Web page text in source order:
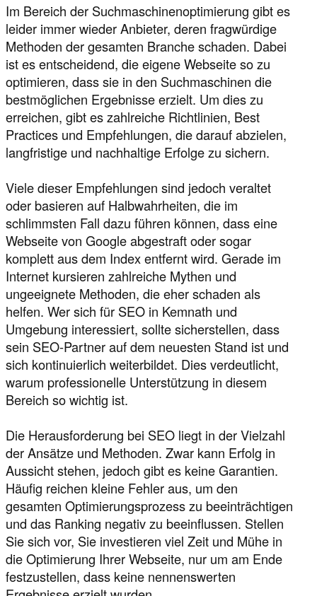
Im Bereich der Suchmaschinenoptimierung gibt es
leider immer wieder Anbieter, deren fragwürdige
Methoden der gesamten Branche schaden. Dabei
ist es entscheidend, die eigene Webseite so zu
optimieren, dass sie in den Suchmaschinen die
bestmöglichen Ergebnisse erzielt. Um dies zu
erreichen, gibt es zahlreiche Richtlinien, Best
Practices und Empfehlungen, die darauf abzielen,
langfristige und nachhaltige Erfolge zu sichern.
Viele dieser Empfehlungen sind jedoch veraltet
oder basieren auf Halbwahrheiten, die im
schlimmsten Fall dazu führen können, dass eine
Webseite von Google abgestraft oder sogar
komplett aus dem Index entfernt wird. Gerade im
Internet kursieren zahlreiche Mythen und
ungeeignete Methoden, die eher schaden als
helfen. Wer sich für SEO in Kemnath und
Umgebung interessiert, sollte sicherstellen, dass
sein SEO-Partner auf dem neuesten Stand ist und
sich kontinuierlich weiterbildet. Dies verdeutlicht,
warum professionelle Unterstützung in diesem
Bereich so wichtig ist.
Die Herausforderung bei SEO liegt in der Vielzahl
der Ansätze und Methoden. Zwar kann Erfolg in
Aussicht stehen, jedoch gibt es keine Garantien.
Häufig reichen kleine Fehler aus, um den
gesamten Optimierungsprozess zu beeinträchtigen
und das Ranking negativ zu beeinflussen. Stellen
Sie sich vor, Sie investieren viel Zeit und Mühe in
die Optimierung Ihrer Webseite, nur um am Ende
festzustellen, dass keine nennenswerten